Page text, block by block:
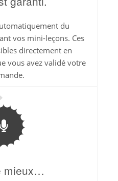
du
vos mini-leçons. Ces
directement en
vous avez validé votre
mieux…